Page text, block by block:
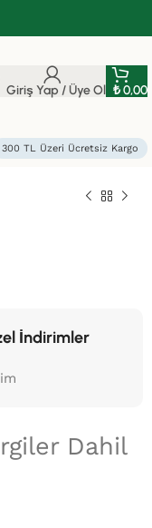
Giriş Yap / Üye Ol ₺0,00
300 TL Üzeri Ücretsiz Kargo
İndirimler
Dahil